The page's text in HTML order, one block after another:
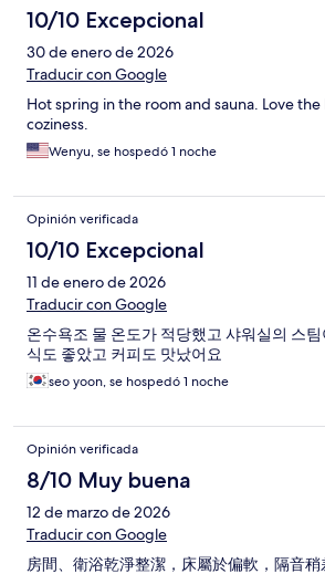
10/10 Excepcional
30 de enero de 2026
Traducir con Google
Hot spring in the room and sauna. Love
coziness.
Wenyu, se hospedó 1 noche
Opinión verificada
10/10 Excepcional
11 de enero de 2026
Traducir con Google
온수욕조 물 온도가 적당했고 샤워실의 스
식도 좋았고 커피도 맛났어요
seo yoon, se hospedó 1 noche
Opinión verificada
8/10 Muy buena
12 de marzo de 2026
Traducir con Google
房間、衛浴乾淨整潔，床屬於偏軟，隔音稍